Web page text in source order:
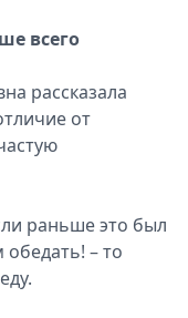
всего
рассказала
от
раньше это был
– то